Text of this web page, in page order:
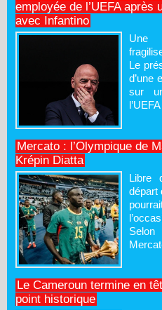
employée de l’UEFA après
avec Infantino
Une
Le
d’une
sur
Mercato : l’Olympique de
Krépin Diatta
Libre
départ
Le Cameroun termine en
point historique